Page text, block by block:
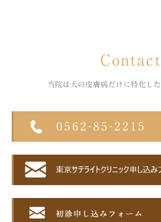
Contact
当院は犬の皮膚病だけに特化した